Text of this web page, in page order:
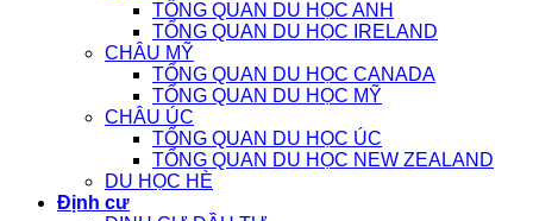
TỔNG QUAN DU HỌC ANH
TỔNG QUAN DU HỌC IRELAND
CHÂU MỸ
TỔNG QUAN DU HỌC CANADA
TỔNG QUAN DU HỌC MỸ
CHÂU ÚC
TỔNG QUAN DU HỌC ÚC
TỔNG QUAN DU HỌC NEW ZEALAND
DU HỌC HÈ
Định cư